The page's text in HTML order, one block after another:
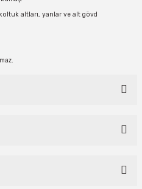
altları, yanlar ve alt gövd